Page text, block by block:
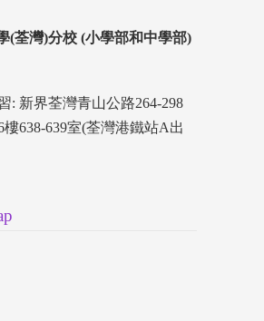
(荃灣)分校 (小學部和中學部)
: 新界荃灣青山公路264-298
638-639室(荃灣港鐵站A出